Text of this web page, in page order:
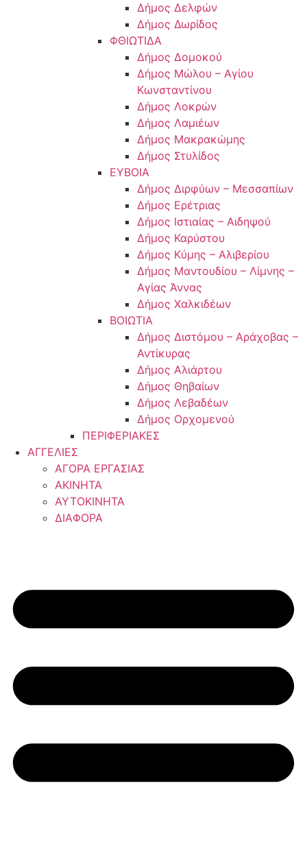
Δήμος Δελφών
Δήμος Δωρίδος
ΦΘΙΩΤΙΔΑ
Δήμος Δομοκού
Δήμος Μώλου – Αγίου
Κωνσταντίνου
Δήμος Λοκρών
Δήμος Λαμιέων
Δήμος Μακρακώμης
Δήμος Στυλίδος
ΕΥΒΟΙΑ
Δήμος Διρφύων – Μεσσαπίων
Δήμος Ερέτριας
Δήμος Ιστιαίας – Αιδηψού
Δήμος Καρύστου
Δήμος Κύμης – Αλιβερίου
Δήμος Μαντουδίου – Λίμνης –
Αγίας Άννας
Δήμος Χαλκιδέων
ΒΟΙΩΤΙΑ
Δήμος Διστόμου – Αράχοβας –
Αντίκυρας
Δήμος Αλιάρτου
Δήμος Θηβαίων
Δήμος Λεβαδέων
Δήμος Ορχομενού
ΠΕΡΙΦΕΡΙΑΚΕΣ
ΑΓΓΕΛΙΕΣ
ΑΓΟΡΑ ΕΡΓΑΣΙΑΣ
ΑΚΙΝΗΤΑ
ΑΥΤΟΚΙΝΗΤΑ
ΔΙΑΦΟΡΑ